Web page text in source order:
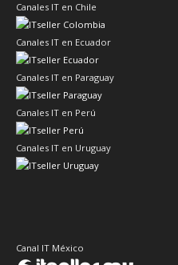
Canales IT en Chile
Canales IT en Ecuador
Canales IT en Paraguay
Canales IT en Perú
Canales IT en Uruguay
Canal IT México